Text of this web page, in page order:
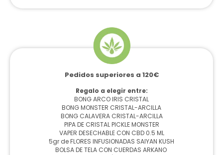
Pedidos superiores a 120€
Regalo a elegir entre:
BONG ARCO IRIS CRISTAL
BONG MONSTER CRISTAL-ARCILLA
BONG CALAVERA CRISTAL-ARCILLA
PIPA DE CRISTAL PICKLE MONSTER
VAPER DESECHABLE CON CBD 0.5 ML
5gr de FLORES INFUSIONADAS SAIYAN KUSH
BOLSA DE TELA CON CUERDAS ARKANO